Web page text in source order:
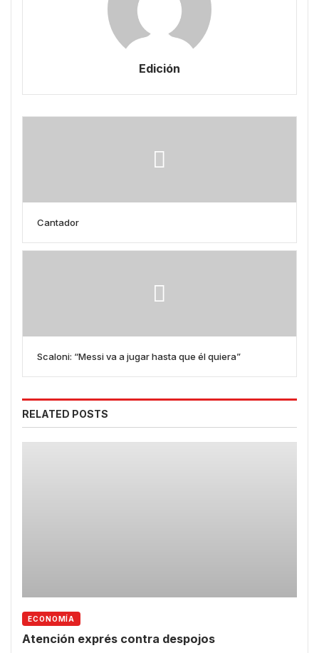
Edición
Cantador
Scaloni: “Messi va a jugar hasta que él quiera”
RELATED POSTS
ECONOMÍA
Atención exprés contra despojos